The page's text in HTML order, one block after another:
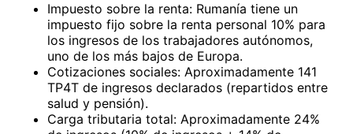
Impuesto sobre la renta: Rumanía tiene un
impuesto fijo sobre la renta personal 10% para
los ingresos de los trabajadores autónomos,
uno de los más bajos de Europa.
Cotizaciones sociales: Aproximadamente 141
TP4T de ingresos declarados (repartidos entre
salud y pensión).
Carga tributaria total: Aproximadamente 24%